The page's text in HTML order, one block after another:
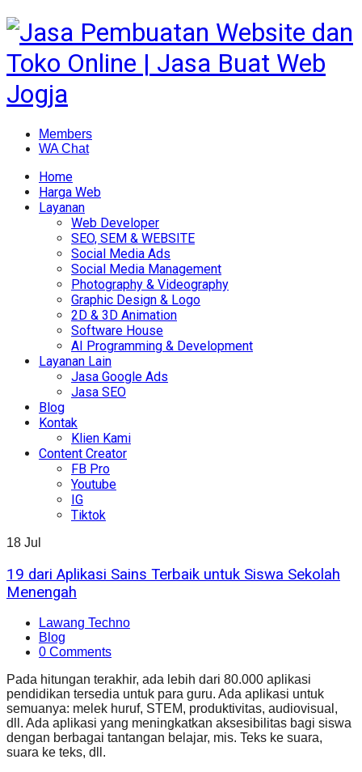
Members
WA Chat
Home
Harga Web
Layanan
Web Developer
SEO, SEM & WEBSITE
Social Media Ads
Social Media Management
Photography & Videography
Graphic Design & Logo
2D & 3D Animation
Software House
AI Programming & Development
Layanan Lain
Jasa Google Ads
Jasa SEO
Blog
Kontak
Klien Kami
Content Creator
FB Pro
Youtube
IG
Tiktok
18 Jul
19 dari Aplikasi Sains Terbaik untuk Siswa Sekolah
Menengah
Lawang Techno
Blog
0 Comments
Pada hitungan terakhir, ada lebih dari 80.000 aplikasi
pendidikan tersedia untuk para guru. Ada aplikasi untuk
semuanya: melek huruf, STEM, produktivitas, audiovisual,
dll. Ada aplikasi yang meningkatkan aksesibilitas bagi siswa
dengan berbagai tantangan belajar, mis. Teks ke suara,
suara ke teks, dll.